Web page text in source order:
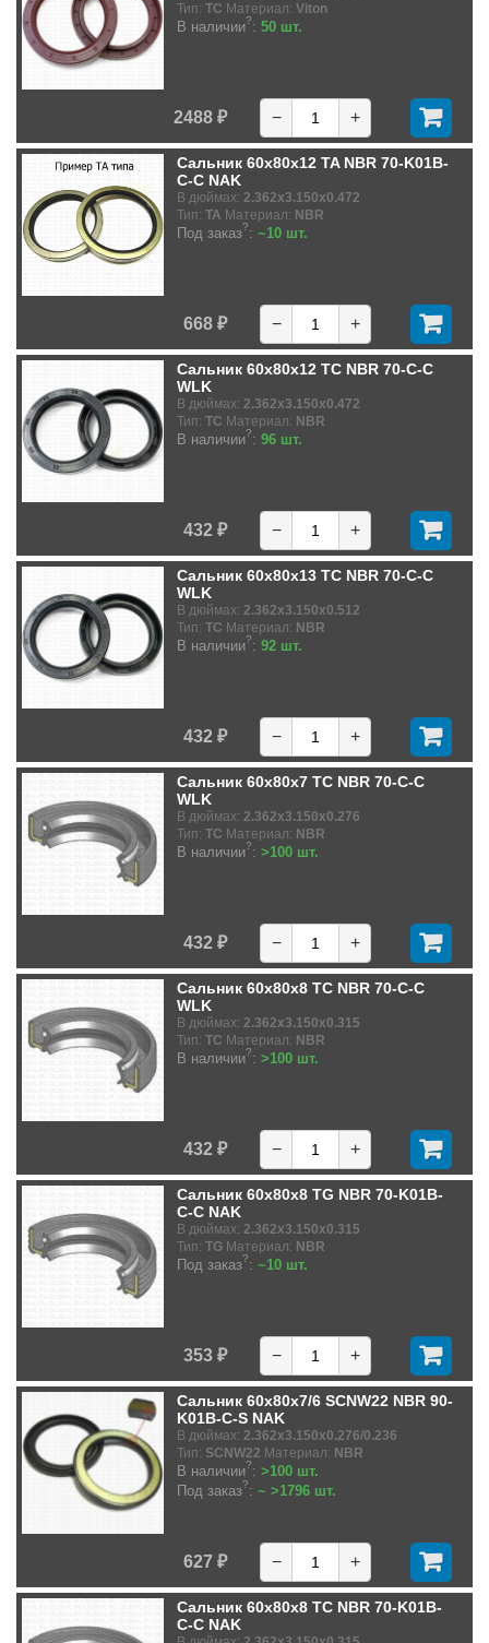
Тип: TC Материал: Viton
В наличии?: 50 шт.
2488 ₽ − +
Сальник 60x80x12 TA NBR 70-K01B-
C-C NAK
В дюймах: 2.362x3.150x0.472
Тип: TA Материал: NBR
Под заказ?: ~10 шт.
668 ₽ − +
Сальник 60x80x12 TC NBR 70-C-C
WLK
В дюймах: 2.362x3.150x0.472
Тип: TC Материал: NBR
В наличии?: 96 шт.
432 ₽ − +
Сальник 60x80x13 TC NBR 70-C-C
WLK
В дюймах: 2.362x3.150x0.512
Тип: TC Материал: NBR
В наличии?: 92 шт.
432 ₽ − +
Сальник 60x80x7 TC NBR 70-C-C
WLK
В дюймах: 2.362x3.150x0.276
Тип: TC Материал: NBR
В наличии?: >100 шт.
432 ₽ − +
Сальник 60x80x8 TC NBR 70-C-C
WLK
В дюймах: 2.362x3.150x0.315
Тип: TC Материал: NBR
В наличии?: >100 шт.
432 ₽ − +
Сальник 60x80x8 TG NBR 70-K01B-
C-C NAK
В дюймах: 2.362x3.150x0.315
Тип: TG Материал: NBR
Под заказ?: ~10 шт.
353 ₽ − +
Сальник 60x80x7/6 SCNW22 NBR 90-
K01B-C-S NAK
В дюймах: 2.362x3.150x0.276/0.236
Тип: SCNW22 Материал: NBR
В наличии?: >100 шт.
Под заказ?: ~ >1796 шт.
627 ₽ − +
Сальник 60x80x8 TC NBR 70-K01B-
C-C NAK